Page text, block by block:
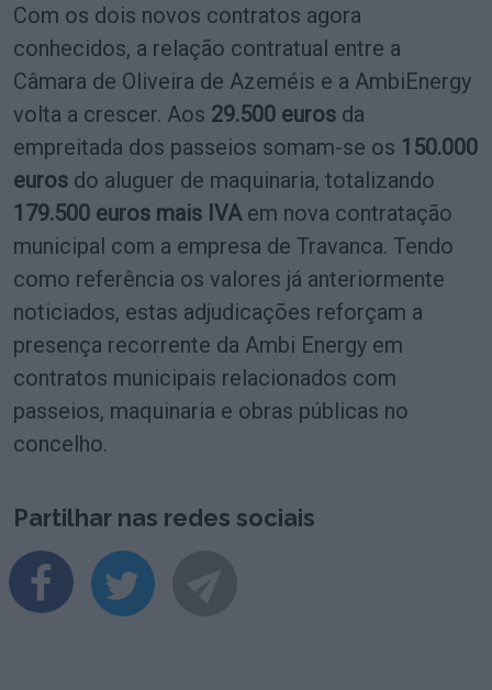
Com os dois novos contratos agora
conhecidos, a relação contratual entre a
Câmara de Oliveira de Azeméis e a AmbiEnergy
volta a crescer. Aos 29.500 euros da
empreitada dos passeios somam-se os 150.000
euros do aluguer de maquinaria, totalizando
179.500 euros mais IVAem nova contratação
municipal com a empresa de Travanca. Tendo
como referência os valores já anteriormente
noticiados, estas adjudicações reforçam a
presença recorrente da Ambi Energy em
contratos municipais relacionados com
passeios, maquinaria e obras públicas no
concelho.
Partilhar nas redes sociais